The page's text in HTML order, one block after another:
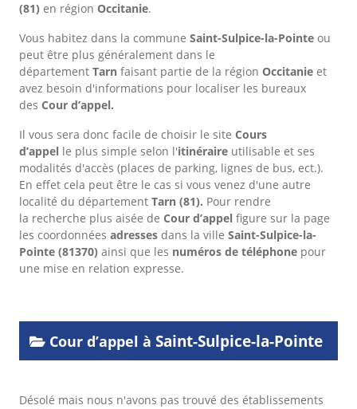
(81) en région Occitanie.
Vous habitez dans la commune Saint-Sulpice-la-Pointe ou
peut être plus généralement dans le
département Tarn faisant partie de la région Occitanie et
avez besoin d'informations pour localiser les bureaux
des Cour d’appel.
Il vous sera donc facile de choisir le site Cours
d’appel le plus simple selon l'itinéraire utilisable et ses
modalités d'accès (places de parking, lignes de bus, ect.).
En effet cela peut être le cas si vous venez d'une autre
localité du département Tarn (81). Pour rendre
la recherche plus aisée de Cour d’appel figure sur la page
les coordonnées adresses dans la ville Saint-Sulpice-la-
Pointe (81370) ainsi que les numéros de téléphone pour
une mise en relation expresse.
Cour d’appel à Saint-Sulpice-la-Pointe
Désolé mais nous n'avons pas trouvé des établissements